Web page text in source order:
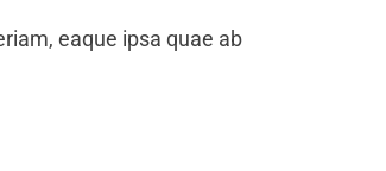
eaque ipsa quae ab